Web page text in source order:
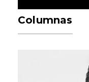
Columnas